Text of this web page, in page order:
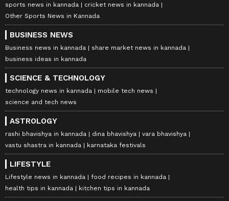
sports news in kannada
cricket news in kannada
Other Sports News in Kannada
BUSINESS NEWS
Business news in kannada
share market news in kannada
business ideas in kannada
SCIENCE & TECHNOLOGY
technology news in kannada
mobile tech news
science and tech news
ASTROLOGY
rashi bhavishya in kannada dina bhavishya
vara bhavishya
vastu shastra in kannada
karnataka festivals
LIFESTYLE
Lifestyle news in kannada
food recipes in kannada
health tips in kannada
kitchen tips in kannada